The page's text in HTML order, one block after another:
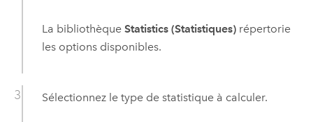
La bibliothèque Statistics (Statistiques)répertorie
les options disponibles.
Sélectionnez le type de statistique à calculer.